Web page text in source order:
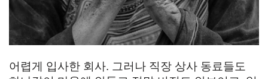
어렵게 입사한 회사. 그러나 직장 상사 동료들도